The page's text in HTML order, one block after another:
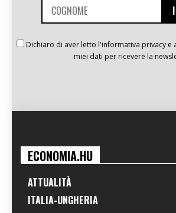
Dichiaro di aver letto l'informativa privacy e
miei dati per ricevere la
ECONOMIA.HU
ATTUALITÀ
ITALIA-UNGHERIA